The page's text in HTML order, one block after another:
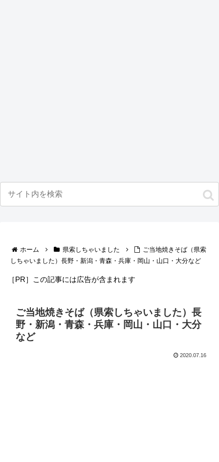
ホーム 県索しちゃいました
ご当地焼きそば（県索
しちゃいました）長野・新潟・青森・兵庫・岡山・山口・大分など
［PR］この記事には広告が含まれます
ご当地焼きそば（県索しちゃいました）長
野・新潟・青森・兵庫・岡山・山口・大分
など
2020.07.16